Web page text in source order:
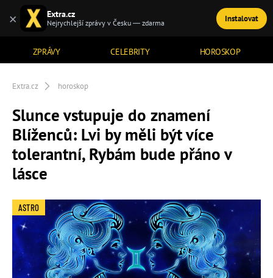
ZPRÁVY CELEBRITY HOROSKOP
TÉMATA
Extra.cz horoskop
Slunce vstupuje do znamení
Blíženců: Lvi by měli být více
tolerantní, Rybám bude přáno v
lásce
ASTRO
× Extra.cz
Nejrychlejší zprávy v Česku — zdarma Instalovat